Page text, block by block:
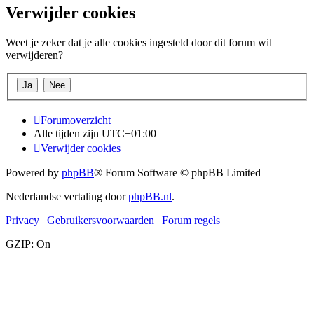
Verwijder cookies
Weet je zeker dat je alle cookies ingesteld door dit forum wil
verwijderen?
Forumoverzicht
Alle tijden zijn UTC+01:00
Verwijder cookies
Powered by phpBB® Forum Software © phpBB Limited
Nederlandse vertaling doorphpBB.nl.
Privacy | Gebruikersvoorwaarden | Forum regels
GZIP: On